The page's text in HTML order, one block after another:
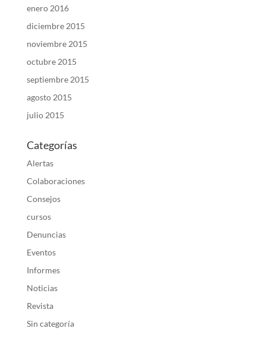
enero 2016
diciembre 2015
noviembre 2015
octubre 2015
septiembre 2015
agosto 2015
julio 2015
Categorías
Alertas
Colaboraciones
Consejos
cursos
Denuncias
Eventos
Informes
Noticias
Revista
Sin categoría